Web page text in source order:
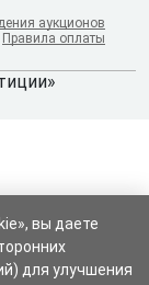
аукционов
Правила оплаты
вы даете
для улучшения